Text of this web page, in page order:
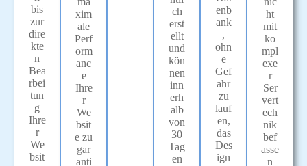
bis
zur
dire
kte
n
Bea
rbei
tun
g
Ihre
r
We
bsit
xim
ale
Perf
orm
anc
e
Ihre
r
We
bsit
e zu
gar
anti
ch
erst
ellt
und
kön
nen
inn
erh
alb
von
30
Tag
en
enb
ank
,
ohn
e
Gef
ahr
zu
lauf
en,
das
Des
ign
ht
mit
ko
mpl
exe
r
Ser
vert
ech
nik
bef
asse
n